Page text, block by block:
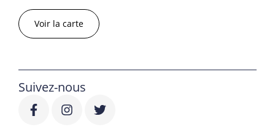
Voir la carte
Suivez-nous